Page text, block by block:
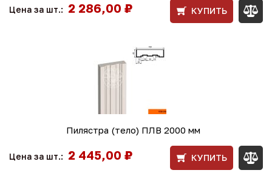
Цена за шт.: 2 286,00 ₽ КУПИТЬ
Пилястра (тело) ПЛВ 2000 мм
Цена за шт.: 2 445,00 ₽ КУПИТЬ